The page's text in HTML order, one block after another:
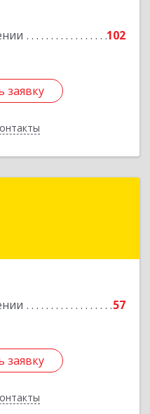
102
заявку
Подробнее
заявку
57
заявку
Муйский р-н, пгт.
заявку